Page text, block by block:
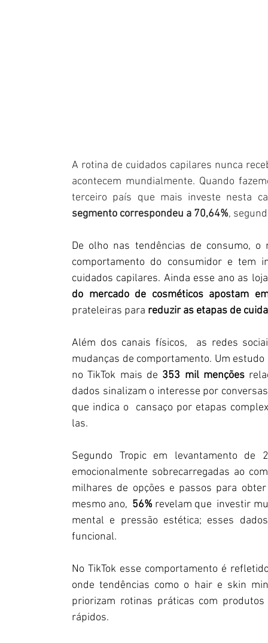
A rotina de cuidados capilares nunca
acontecem mundialmente. Quando
terceiro país que mais investe nesta
segmento correspondeu a 70,64%,
De olho nas tendências de consumo, o
comportamento do consumidor e tem
cuidados capilares. Ainda esse ano as
do mercado de cosméticos apostam
prateleiras para reduzir as etapas de
Além dos canais físicos,  as redes
mudanças de comportamento. Um
no TikTok mais de 353 mil menções
dados sinalizam o interesse por
que indica o  cansaço por etapas
las.
Segundo Tropic em levantamento
emocionalmente sobrecarregadas ao
milhares de opções e passos para
mesmo ano, 56% revelam que  investir
mental e pressão estética; esses
funcional.
No TikTok esse comportamento é
onde tendências como o hair e skin
priorizam rotinas práticas com
rápidos.